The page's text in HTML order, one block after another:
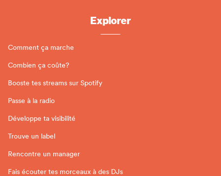
Explorer
Comment ça marche
Combien ça coûte?
Booste tes streams sur Spotify
Passe à la radio
Développe ta visibilité
Trouve un label
Rencontre un manager
Fais écouter tes morceaux à des DJs